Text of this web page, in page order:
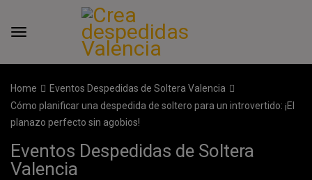
Home
Eventos Despedidas de Soltera Valencia
Cómo planificar una despedida de soltero para un introvertido: ¡El
planazo perfecto sin agobios!
Eventos Despedidas de Soltera
Valencia